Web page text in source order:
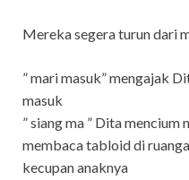
Mereka segera turun dari
” mari masuk” mengajak
masuk
” siang ma ” Dita mencium
membaca tabloid di
kecupan anaknya